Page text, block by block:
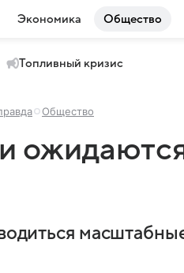
Экономика Общество
Топливный кризис
Общество